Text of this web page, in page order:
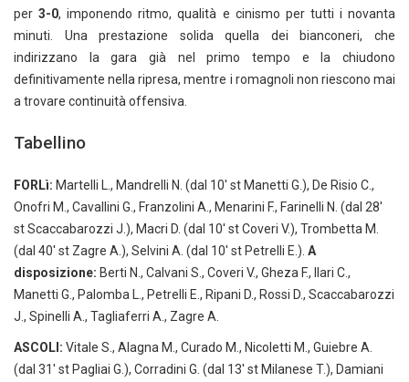
per3-0, imponendo ritmo, qualità e cinismo per tutti i novanta
minuti. Una prestazione solida quella dei bianconeri, che
indirizzano la gara già nel primo tempo e la chiudono
definitivamente nella ripresa, mentre i romagnoli non riescono mai
a trovare continuità offensiva.
Tabellino
FORLì: Martelli L., Mandrelli N. (dal 10′ st Manetti G.), De Risio C.,
Onofri M., Cavallini G., Franzolini A., Menarini F., Farinelli N. (dal 28′
st Scaccabarozzi J.), Macri D. (dal 10′ st Coveri V.), Trombetta M.
(dal 40′ st Zagre A.), Selvini A. (dal 10′ st Petrelli E.). A
disposizione: Berti N., Calvani S., Coveri V., Gheza F., Ilari C.,
Manetti G., Palomba L., Petrelli E., Ripani D., Rossi D., Scaccabarozzi
J., Spinelli A., Tagliaferri A., Zagre A.
ASCOLI: Vitale S., Alagna M., Curado M., Nicoletti M., Guiebre A.
(dal 31′ st Pagliai G.), Corradini G. (dal 13′ st Milanese T.), Damiani